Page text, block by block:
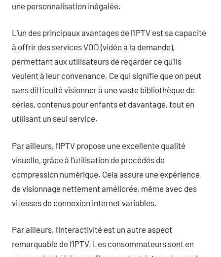
une personnalisation inégalée.
L’un des principaux avantages de l’IPTV est sa capacité
à offrir des services VOD (vidéo à la demande),
permettant aux utilisateurs de regarder ce qu’ils
veulent à leur convenance. Ce qui signifie que on peut
sans difficulté visionner à une vaste bibliothèque de
séries, contenus pour enfants et davantage, tout en
utilisant un seul service.
Par ailleurs, l’IPTV propose une excellente qualité
visuelle, grâce à l’utilisation de procédés de
compression numérique. Cela assure une expérience
de visionnage nettement améliorée, même avec des
vitesses de connexion internet variables.
Par ailleurs, l’interactivité est un autre aspect
remarquable de l’IPTV. Les consommateurs sont en